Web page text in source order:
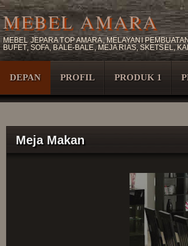
MEBEL AMARA
MEBEL JEPARA TOP AMARA, MELAYANI
BUFET, SOFA, BALE-BALE, MEJA RIAS, SKETSEL,
DEPAN PROFIL PRODUK 1
Meja Makan